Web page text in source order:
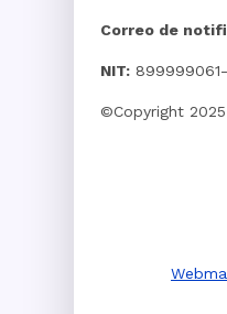
Correo de
NIT:
©Copyright